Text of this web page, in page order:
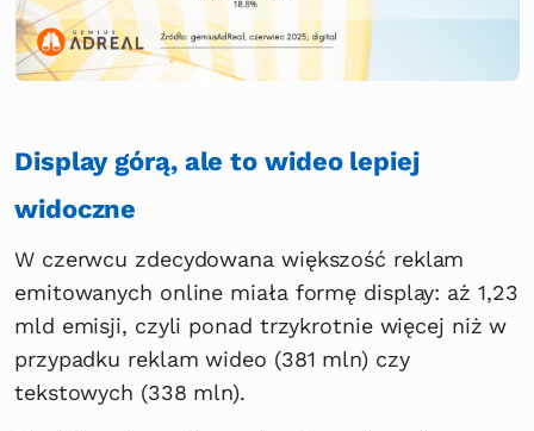
Display górą, ale to wideo lepiej
widoczne
W czerwcu zdecydowana większość reklam
emitowanych online miała formę display: aż 1,23
mld emisji, czyli ponad trzykrotnie więcej niż w
przypadku reklam wideo (381 mln) czy
tekstowych (338 mln).